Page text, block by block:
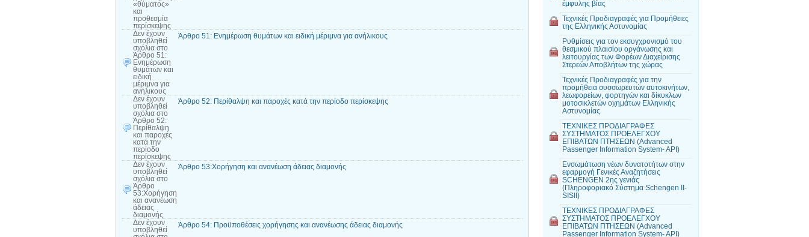
«θύματος»
και
προθεσμία
περίσκεψης
Δεν έχουν
υποβληθεί
σχόλια στο
Άρθρο 51:
Ενημέρωση
θυμάτων και
ειδική
μέριμνα για
ανήλικους
Άρθρο 51: Ενημέρωση θυμάτων και ειδική μέριμνα για ανήλικους
Δεν έχουν
υποβληθεί
σχόλια στο
Άρθρο 52:
Περίθαλψη
και παροχές
κατά την
περίοδο
περίσκεψης
Άρθρο 52: Περίθαλψη και παροχές κατά την περίοδο περίσκεψης
Δεν έχουν
υποβληθεί
σχόλια στο
Άρθρο
53:Χορήγηση
και ανανέωση
άδειας
διαμονής
Άρθρο 53:Χορήγηση και ανανέωση άδειας διαμονής
Δεν έχουν
υποβληθεί
Άρθρο 54: Προϋποθέσεις χορήγησης και ανανέωσης άδειας διαμονής
έμφυλης βίας
Τεχνικές Προδιαγραφές για Προμήθειες
της Ελληνικής Αστυνομίας
Ρυθμίσεις για τον εκσυγχρονισμό του
θεσμικού πλαισίου οργάνωσης και
λειτουργίας των Φορέων Διαχείρισης
Στερεών Αποβλήτων της χώρας
Τεχνικές Προδιαγραφές για την
προμήθεια συσσωρευτών αυτοκινήτων,
λεωφορείων, φορτηγών και δίκυκλων
μοτοσικλετών οχημάτων Ελληνικής
Αστυνομίας
ΤΕΧΝΙΚΕΣ ΠΡΟΔΙΑΓΡΑΦΕΣ
ΣΥΣΤΗΜΑΤΟΣ ΠΡΟΕΛΕΓΧΟΥ
ΕΠΙΒΑΤΩΝ ΠΤΗΣΕΩΝ (Advanced
Passenger Information System- API)
Ενσωμάτωση νέων δυνατοτήτων στην
εφαρμογή Γενικές Αναζητήσεις
SCHENGEN 2ης γενιάς
(Πληροφοριακό Σύστημα Schengen II-
SISII)
ΤΕΧΝΙΚΕΣ ΠΡΟΔΙΑΓΡΑΦΕΣ
ΣΥΣΤΗΜΑΤΟΣ ΠΡΟΕΛΕΓΧΟΥ
ΕΠΙΒΑΤΩΝ ΠΤΗΣΕΩΝ (Advanced
Passenger Information System- API)